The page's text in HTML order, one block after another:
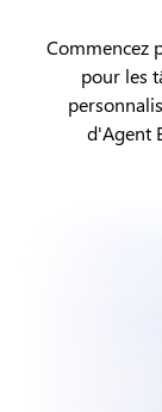
Commencez
pour les
d'Agent